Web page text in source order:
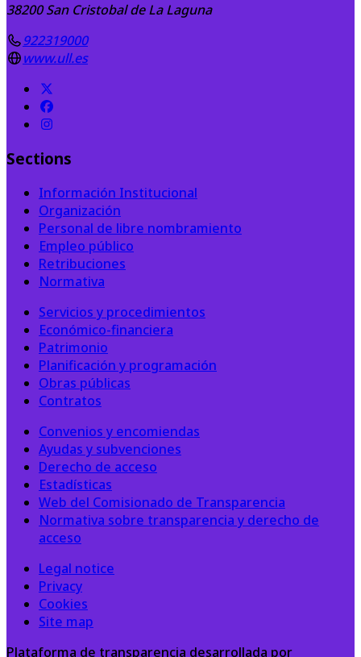
38200 San Cristobal de La Laguna
922319000
www.ull.es
Sections
Información Institucional
Organización
Personal de libre nombramiento
Empleo público
Retribuciones
Normativa
Servicios y procedimientos
Económico-financiera
Patrimonio
Planificación y programación
Obras públicas
Contratos
Convenios y encomiendas
Ayudas y subvenciones
Derecho de acceso
Estadísticas
Web del Comisionado de Transparencia
Normativa sobre transparencia y derecho de
acceso
Legal notice
Privacy
Cookies
Site map
Plataforma de transparencia desarrollada por